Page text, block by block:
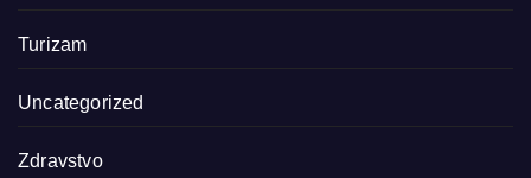
Turizam
Uncategorized
Zdravstvo